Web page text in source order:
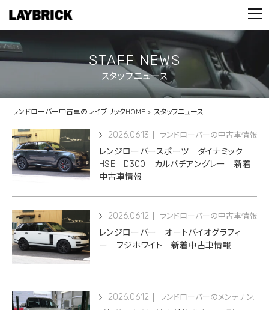
PARTS
CONTACT
PRIVACY POLICY
STAFF NEWS
スタッフニュース
ランドローバー中古車のレイブリックHOME スタッフニュース
2026.06.13 ランドローバーの中古車情報
レンジローバースポーツ ダイナミック
HSE D300 カルパチアングレー 新着
中古車情報
2026.06.12 ランドローバーの中古車情報
レンジローバー オートバイオグラフィ
ー フジホワイト 新着中古車情報
2026.06.12 ランドローバーのメンテナンス